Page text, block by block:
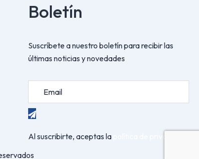
Boletín
Suscríbete a nuestro boletín para recibir las
últimas noticias y novedades
Al suscribirte, aceptas la